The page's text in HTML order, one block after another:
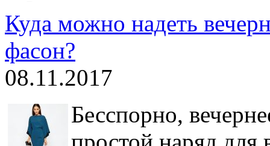
Куда можно надеть
фасон?
08.11.2017
Бесспорно,